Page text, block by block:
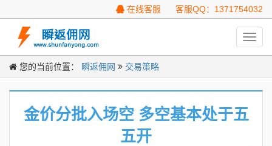
在线客服 客服QQ：1371754032
您的当前位置：
瞬返佣网 交易策略
金价分批入场空 多空基本处于五
五开